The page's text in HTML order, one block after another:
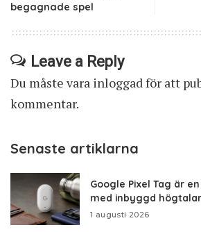
begagnade spel
Leave a Reply
Du måste vara inloggadför att
kommentar.
Senaste artiklarna
Google Pixel Tag är
med inbyggd
1 augusti 2026